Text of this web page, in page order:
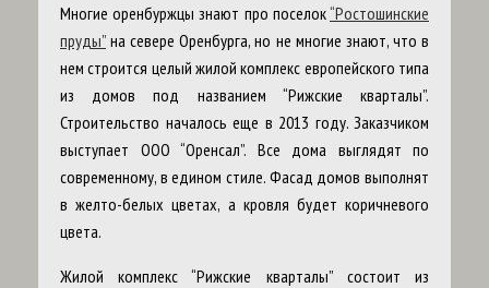
Многие оренбуржцы знают про поселок“Ростошинские
пруды” на севере Оренбурга, но не многие знают, что в
нем строится целый жилой комплекс европейского типа
из домов под названием “Рижские кварталы”.
Строительство началось еще в 2013 году. Заказчиком
выступает ООО “Оренсал”. Все дома выглядят по
современному, в едином стиле. Фасад домов выполнят
в желто-белых цветах, а кровля будет коричневого
цвета.
Жилой комплекс “Рижские кварталы” состоит из